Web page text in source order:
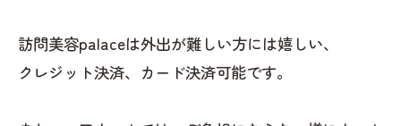
訪問美容palaceは外出が難しい方には嬉しい、
クレジット決済、カード決済可能です。